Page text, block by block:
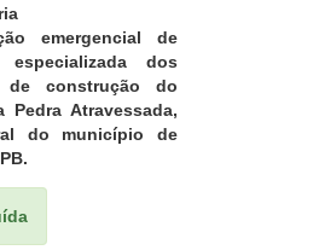
emergencial de
especializada dos
de construção do
Pedra Atravessada,
do município de